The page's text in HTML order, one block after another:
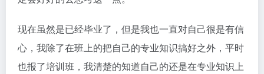
现在虽然是已经毕业了，但是我也一直对自己很是有信
心，我除了在班上的把自己的专业知识搞好之外，平时
也报了培训班，我清楚的知道自己的还是在专业知识上